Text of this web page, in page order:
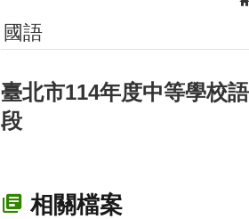
國語
臺北市114年度中等學校
段
相關檔案